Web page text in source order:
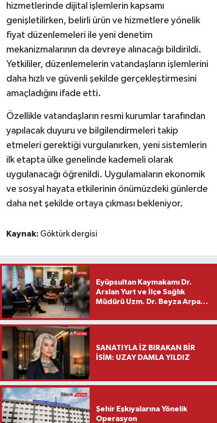
hizmetlerinde dijital işlemlerin kapsamı
genişletilirken, belirli ürün ve hizmetlere yönelik
fiyat düzenlemeleri ile yeni denetim
mekanizmalarının da devreye alınacağı bildirildi.
Yetkililer, düzenlemelerin vatandaşların işlemlerini
daha hızlı ve güvenli şekilde gerçekleştirmesini
amaçladığını ifade etti.
Özellikle vatandaşların resmi kurumlar tarafından
yapılacak duyuru ve bilgilendirmeleri takip
etmeleri gerektiği vurgulanırken, yeni sistemlerin
ilk etapta ülke genelinde kademeli olarak
uygulanacağı öğrenildi. Uygulamaların ekonomik
ve sosyal hayata etkilerinin önümüzdeki günlerde
daha net şekilde ortaya çıkması bekleniyor.
Kaynak: Göktürk dergisi
Eyüpsultan Kaymakamı Dr.
Arslan Yurt ve İlçe Sağlık
Müdürü Uzm. Dr. Beyza Arpacı
Ziyareti
SANATIYLA İZ BIRAKAN BİR
İSİM: UZAY DAMLA YILDIZ
Şehir Eşkıyalarına Yönelik
Operasyon